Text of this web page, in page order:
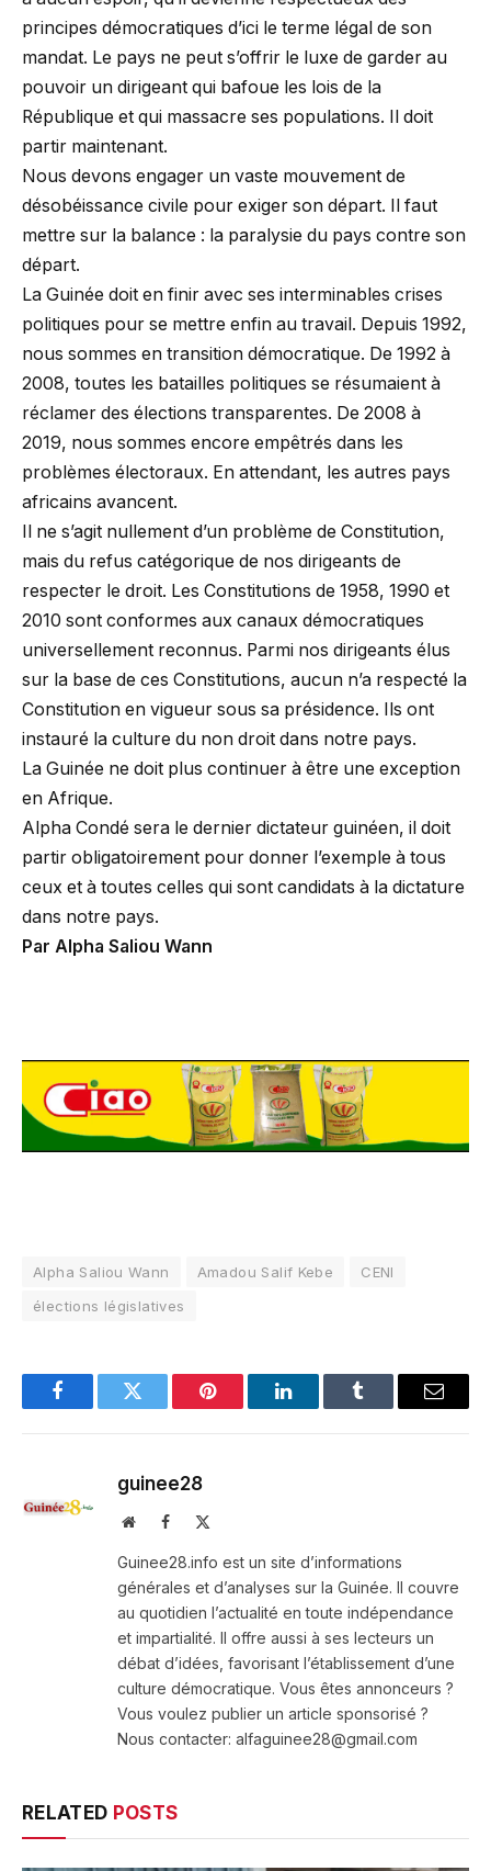
principes démocratiques d’ici le terme légal de son
mandat. Le pays ne peut s’offrir le luxe de garder au
pouvoir un dirigeant qui bafoue les lois de la
République et qui massacre ses populations. Il doit
partir maintenant.
Nous devons engager un vaste mouvement de
désobéissance civile pour exiger son départ. Il faut
mettre sur la balance : la paralysie du pays contre son
départ.
La Guinée doit en finir avec ses interminables crises
politiques pour se mettre enfin au travail. Depuis 1992,
nous sommes en transition démocratique. De 1992 à
2008, toutes les batailles politiques se résumaient à
réclamer des élections transparentes. De 2008 à
2019, nous sommes encore empêtrés dans les
problèmes électoraux. En attendant, les autres pays
africains avancent.
Il ne s’agit nullement d’un problème de Constitution,
mais du refus catégorique de nos dirigeants de
respecter le droit. Les Constitutions de 1958, 1990 et
2010 sont conformes aux canaux démocratiques
universellement reconnus. Parmi nos dirigeants élus
sur la base de ces Constitutions, aucun n’a respecté la
Constitution en vigueur sous sa présidence. Ils ont
instauré la culture du non droit dans notre pays.
La Guinée ne doit plus continuer à être une exception
en Afrique.
Alpha Condé sera le dernier dictateur guinéen, il doit
partir obligatoirement pour donner l’exemple à tous
ceux et à toutes celles qui sont candidats à la dictature
dans notre pays.
Par Alpha Saliou Wann
Alpha Saliou Wann Amadou Salif Kebe
CENI
élections législatives
FacebookTwitter Pinterest LinkedInTumblr Email
guinee28
WebsiteFacebook
Guinee28.info est un site d’informations
générales et d’analyses sur la Guinée. Il couvre
au quotidien l’actualité en toute indépendance
et impartialité. Il offre aussi à ses lecteurs un
débat d’idées, favorisant l’établissement d’une
culture démocratique. Vous êtes annonceurs ?
Vous voulez publier un article sponsorisé ?
Nous contacter: alfaguinee28@gmail.com
RELATED POSTS